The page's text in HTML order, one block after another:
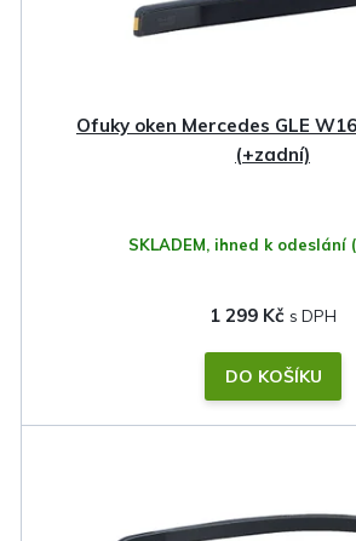
Ofuky oken Mercedes GLE
(+zadní)
SKLADEM, ihned k odeslání
1 299 Kč
DO KOŠÍKU